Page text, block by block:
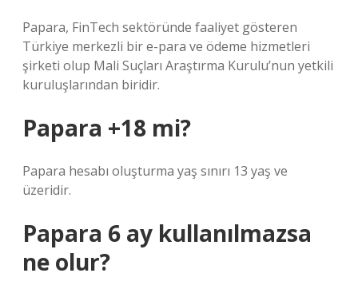
Papara, FinTech sektöründe faaliyet gösteren
Türkiye merkezli bir e-para ve ödeme hizmetleri
şirketi olup Mali Suçları Araştırma Kurulu’nun yetkili
kuruluşlarından biridir.
Papara +18 mi?
Papara hesabı oluşturma yaş sınırı 13 yaş ve
üzeridir.
Papara 6 ay kullanılmazsa
ne olur?